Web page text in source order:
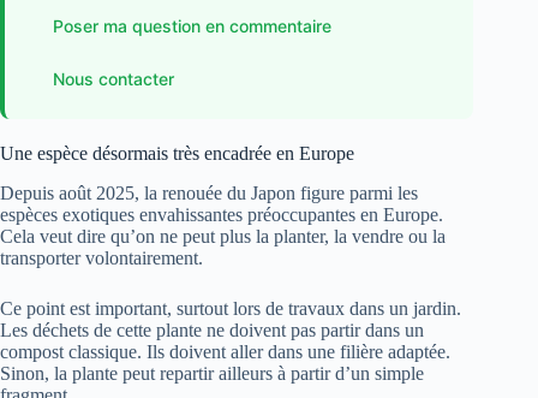
Poser ma question en commentaire
Nous contacter
Une espèce désormais très encadrée en Europe
Depuis août 2025, la renouée du Japon figure parmi les
espèces exotiques envahissantes préoccupantes en Europe.
Cela veut dire qu’on ne peut plus la planter, la vendre ou la
transporter volontairement.
Ce point est important, surtout lors de travaux dans un jardin.
Les déchets de cette plante ne doivent pas partir dans un
compost classique. Ils doivent aller dans une filière adaptée.
Sinon, la plante peut repartir ailleurs à partir d’un simple